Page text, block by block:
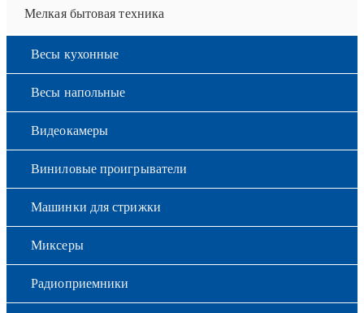
Мелкая бытовая техника
Весы кухонные
Весы напольные
Видеокамеры
Виниловые проигрыватели
Машинки для стрижки
Миксеры
Радиоприемники